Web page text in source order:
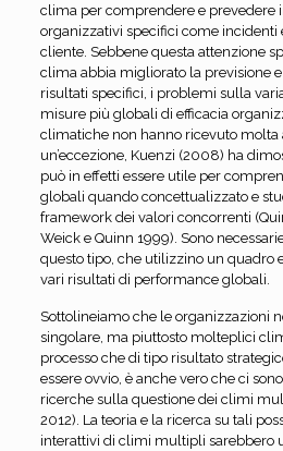
clima per comprendere e prevedere
organizzativi specifici come incidenti
cliente. Sebbene questa attenzione
clima abbia migliorato la previsione
risultati specifici, i problemi sulla
misure più globali di efficacia
climatiche non hanno ricevuto molta
un’eccezione, Kuenzi (2008) ha
può in effetti essere utile per
globali quando concettualizzato e
framework dei valori concorrenti
Weick e Quinn 1999). Sono
questo tipo, che utilizzino un quadro
vari risultati di performance globali.
Sottolineiamo che le organizzazioni
singolare, ma piuttosto molteplici
processo che di tipo risultato
essere ovvio, è anche vero che ci
ricerche sulla questione dei climi
2012). La teoria e la ricerca su tali
interattivi di climi multipli sarebbero